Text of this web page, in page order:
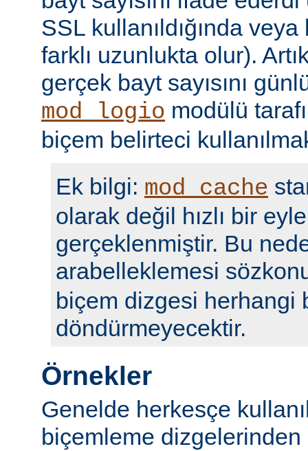
SSL kullanıldığında
farklı uzunlukta olur).
gerçek bayt sayısını
mod_logio modülü
biçem belirteci
Ek bilgi: mod_cache
olarak değil hızlı bir
gerçeklenmiştir. Bu
arabelleklemesi
biçem dizgesi herhangi
döndürmeyecektir.
Örnekler
Genelde herkesçe
biçemleme dizgelerinden